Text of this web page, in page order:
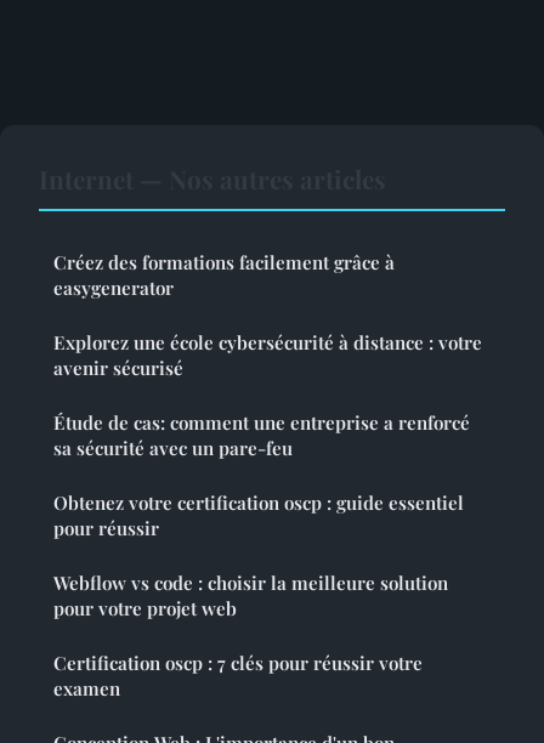
Créez des formations facilement grâce à
easygenerator
Explorez une école cybersécurité à distance : votre
avenir sécurisé
Étude de cas: comment une entreprise a renforcé
sa sécurité avec un pare-feu
Obtenez votre certification oscp : guide essentiel
pour réussir
Webflow vs code : choisir la meilleure solution
pour votre projet web
Certification oscp : 7 clés pour réussir votre
examen